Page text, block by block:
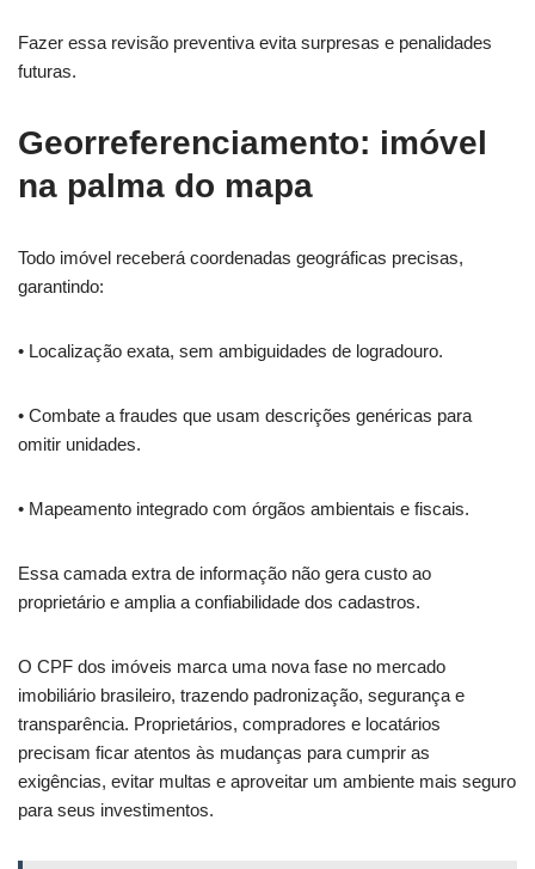
Fazer essa revisão preventiva evita surpresas e penalidades
futuras.
Georreferenciamento: imóvel
na palma do mapa
Todo imóvel receberá coordenadas geográficas precisas,
garantindo:
• Localização exata, sem ambiguidades de logradouro.
• Combate a fraudes que usam descrições genéricas para
omitir unidades.
• Mapeamento integrado com órgãos ambientais e fiscais.
Essa camada extra de informação não gera custo ao
proprietário e amplia a confiabilidade dos cadastros.
O CPF dos imóveis marca uma nova fase no mercado
imobiliário brasileiro, trazendo padronização, segurança e
transparência. Proprietários, compradores e locatários
precisam ficar atentos às mudanças para cumprir as
exigências, evitar multas e aproveitar um ambiente mais seguro
para seus investimentos.